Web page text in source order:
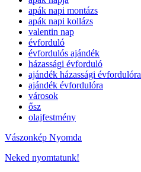
apák napi montázs
apák napi kollázs
valentin nap
évforduló
évfordulós ajándék
házassági évforduló
ajándék házassági évfordulóra
ajándék évfordulóra
városok
ősz
olajfestmény
Vászonkép Nyomda
Neked nyomtatunk!